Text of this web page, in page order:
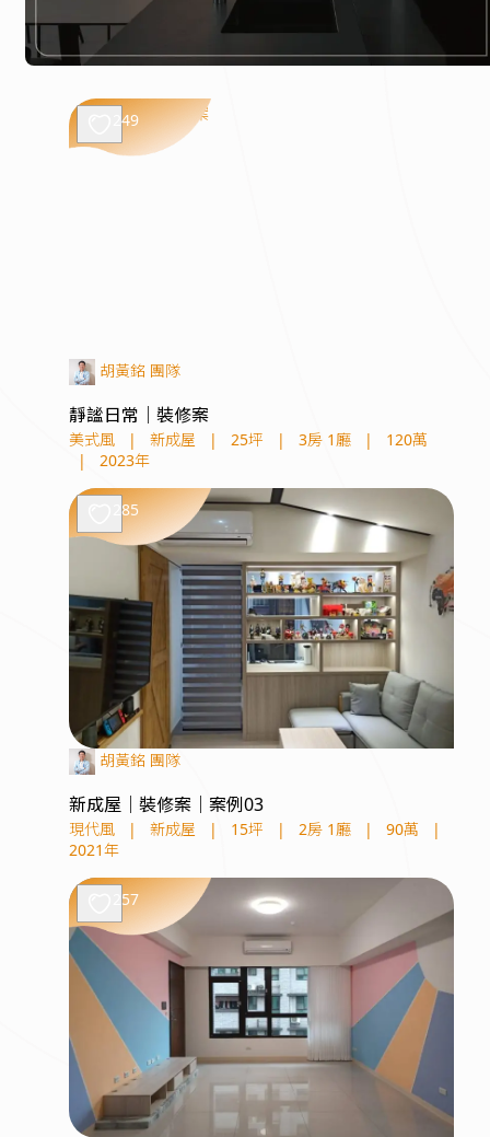
249
胡黃銘 團隊
靜謐日常｜裝修案
美式風 | 新成屋 | 25坪 | 3房 1廳 |
120萬
|
2023年
285
胡黃銘 團隊
新成屋｜裝修案｜案例03
現代風 | 新成屋 | 15坪 | 2房 1廳 | 90萬
|
2021年
257